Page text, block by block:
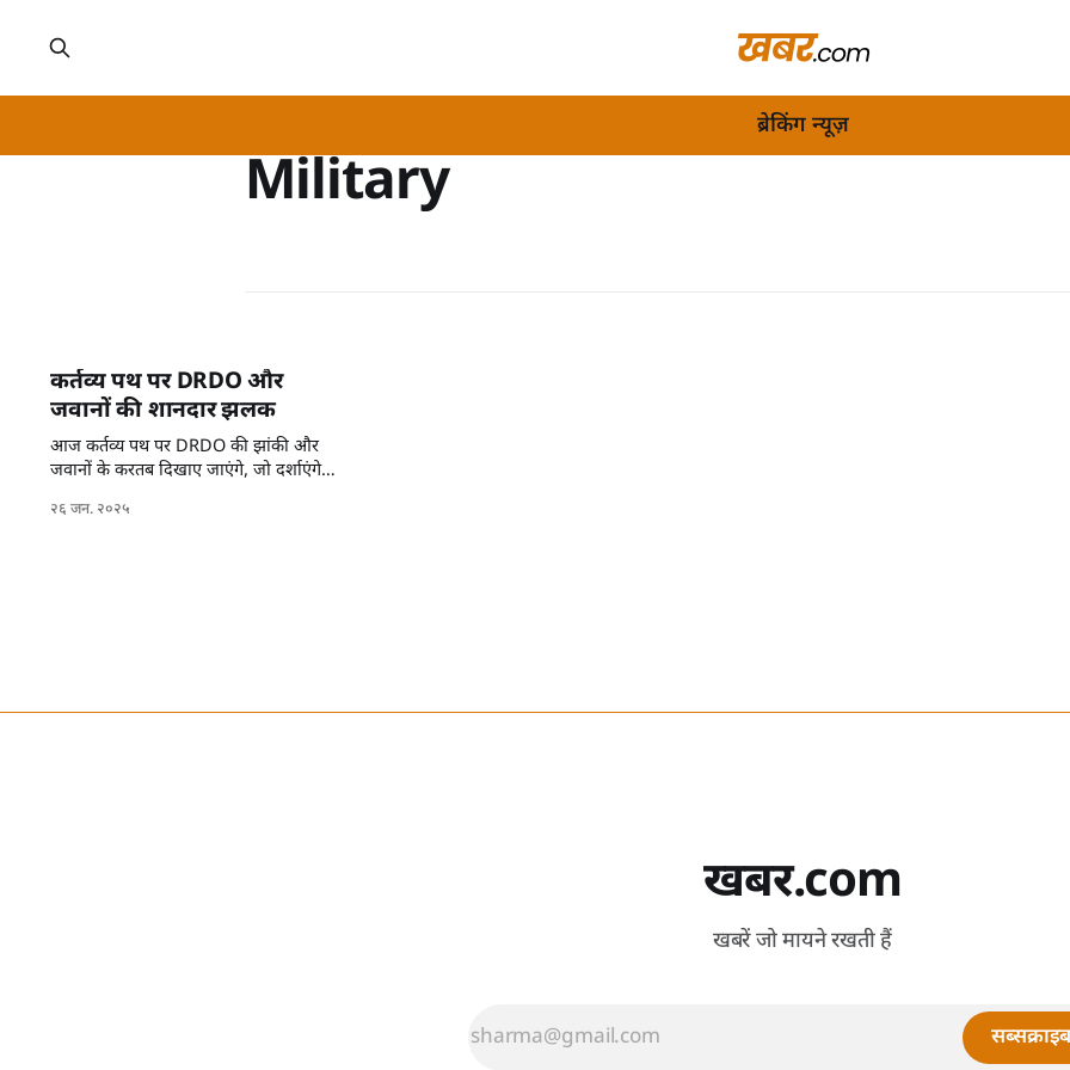
ब्रेकिंग न्यूज़
Military
कर्तव्य पथ पर DRDO और
जवानों की शानदार झलक
आज कर्तव्य पथ पर DRDO की झांकी और
जवानों के करतब दिखाए जाएंगे, जो दर्शाएंगे
२६ जन. २०२५
खबर.com
खबरें जो मायने रखती हैं